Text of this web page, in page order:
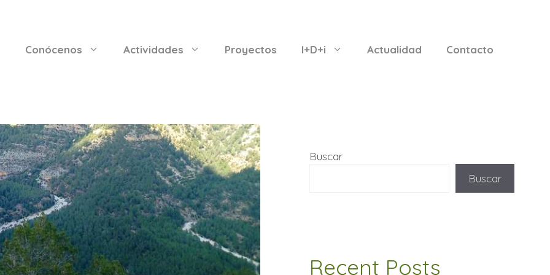
Conócenos
Actividades Proyectos I+D+i Actualidad Contacto
Buscar
Buscar
Recent Posts